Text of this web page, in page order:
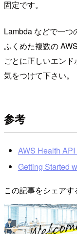
固定です。
Lambda などで一つ
ふくめた複数の
ごとに正しいエン
気をつけて下さい。
参考
AWS Health
Getting Started
この記事をシェアす